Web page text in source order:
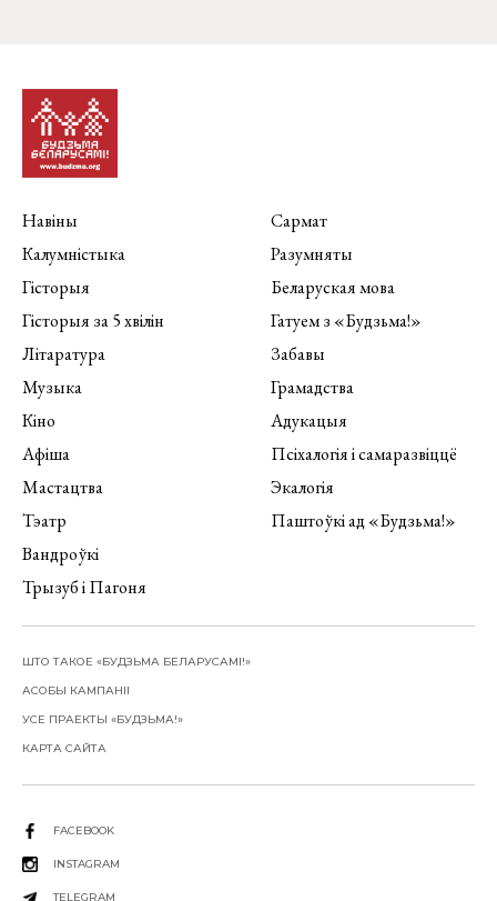
Навіны
Калумністыка
Гісторыя
Гісторыя за 5 хвілін
Літаратура
Музыка
Кіно
Афіша
Мастацтва
Тэатр
Вандроўкі
Трызуб і Пагоня
Сармат
Разумняты
Беларуская мова
Гатуем з «Будзьма!»
Забавы
Грамадства
Адукацыя
Псіхалогія і самаразвіццё
Экалогія
Паштоўкі ад «Будзьма!»
ШТО ТАКОЕ «БУДЗЬМА БЕЛАРУСАМІ!»
АСОБЫ КАМПАНІІ
УСЕ ПРАЕКТЫ «БУДЗЬМА!»
КАРТА САЙТА
FACEBOOK
INSTAGRAM
TELEGRAM